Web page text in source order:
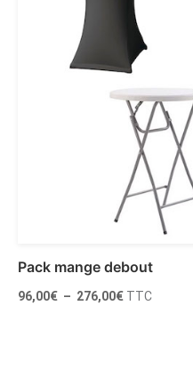
Pack mange debout
96,00€ – 276,00€Plage
TTC